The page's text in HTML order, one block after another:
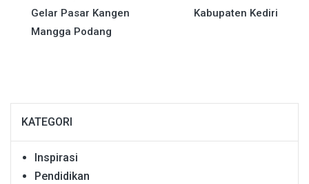
posGelar Pasar Kangen
Mangga Podang
Kabupaten Kediri
KATEGORI
Inspirasi
Pendidikan